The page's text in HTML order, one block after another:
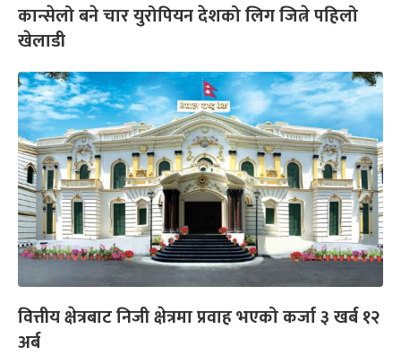
कान्सेलो बने चार युरोपियन देशको लिग जित्ने पहिलो
खेलाडी
वित्तीय क्षेत्रबाट निजी क्षेत्रमा प्रवाह भएको कर्जा ३ खर्ब १२
अर्ब